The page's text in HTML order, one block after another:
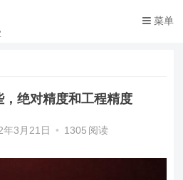
菜单
绝对精度和工程精度
年3月21日 • 1305 阅读